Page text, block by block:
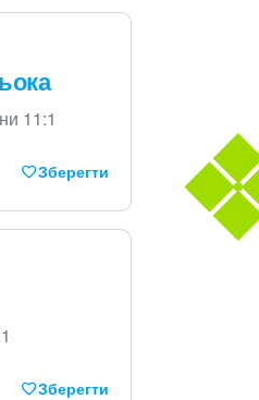
11:1
Зберегти
Зберегти